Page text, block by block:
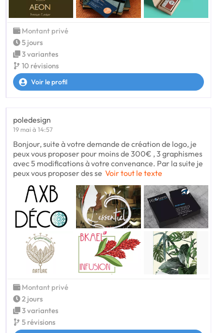
Montant privé
5 jours
3 variantes
10 révisions
Voir le profil
poledesign
19 mai à 14:57
Bonjour, suite à votre demande de création de logo, je
peux vous proposer pour moins de 300€ , 3 graphismes
avec 5 modifications à votre convenance. Par la suite je
peux vous proposer des se Voir tout le texte
Montant privé
2 jours
3 variantes
5 révisions